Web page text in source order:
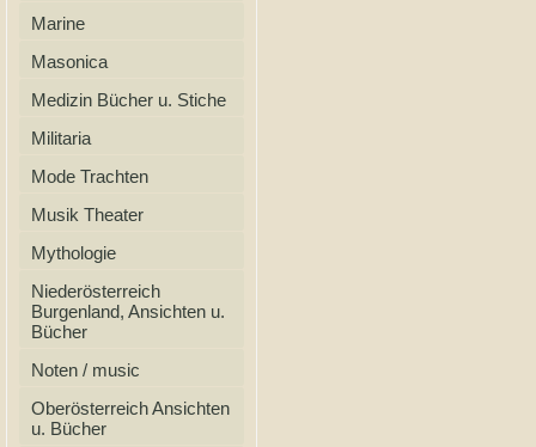
Marine
Masonica
Medizin Bücher u. Stiche
Militaria
Mode Trachten
Musik Theater
Mythologie
Niederösterreich
Burgenland, Ansichten u.
Bücher
Noten / music
Oberösterreich Ansichten
u. Bücher